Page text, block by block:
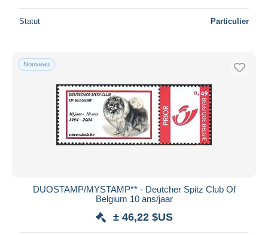
Statut Particulier
Nouveau
DUOSTAMP/MYSTAMP** - Deutcher Spitz Club Of
Belgium 10 ans/jaar
± 46,22 $US